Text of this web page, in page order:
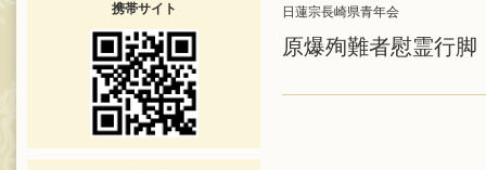
日蓮宗長崎県青年会
原爆殉難者慰霊行脚
携帯サイト